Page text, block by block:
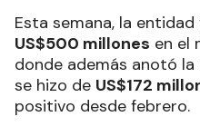
Esta semana, la
US$500 millones en el
donde además anotó
se hizo de US$172
positivo desde febrero.